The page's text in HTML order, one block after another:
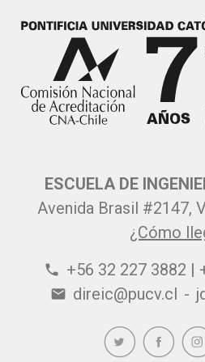
ESCUELA DE
Avenida Brasil #2147,
¿Cómo
phone +56 32 227 3882 |
email direic@pucv.cl -